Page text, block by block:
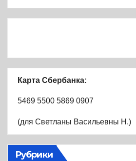
Карта Сбербанка:
5469 5500 5869 0907
(для Светланы Васильевны Н.)
Рубрики